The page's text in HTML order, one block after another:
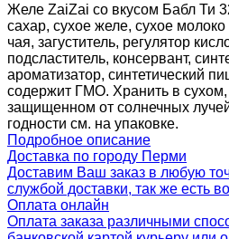
Желе ZaiZai со вкусом Бабл Ти
сахар, сухое желе, сухое молоко
чая, загуститель, регулятор
подсластитель, консервант,
ароматизатор, синтетический
содержит ГМО. Хранить в
защищенном от солнечных
годности см. на упаковке.
Подробное описание
Доставка по городу Перми
Доставим Ваш заказ в любую
службой доставки, так же есть
Оплата онлайн
Оплата заказа различными